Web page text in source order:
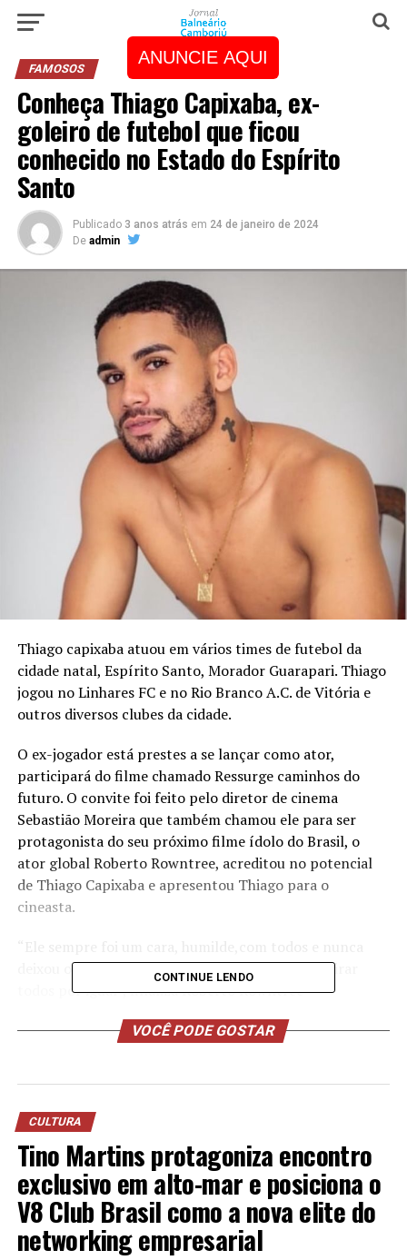
ANUNCIE AQUI
FAMOSOS
Conheça Thiago Capixaba, ex-
goleiro de futebol que ficou
conhecido no Estado do Espírito
Santo
Publicado 3 anos atrás em 24 de janeiro de 2024
De admin
Thiago capixaba atuou em vários times de futebol da
cidade natal, Espírito Santo, Morador Guarapari. Thiago
jogou no Linhares FC e no Rio Branco A.C. de Vitória e
outros diversos clubes da cidade.
O ex-jogador está prestes a se lançar como ator,
participará do filme chamado Ressurge caminhos do
futuro. O convite foi feito pelo diretor de cinema
Sebastião Moreira que também chamou ele para ser
protagonista do seu próximo filme ídolo do Brasil, o
ator global Roberto Rowntree, acreditou no potencial
de Thiago Capixaba e apresentou Thiago para o
cineasta.
deixou onde ele sempre esteve, deixando de admirar
todos por igual”, finaliza Roberto Rowntree
Thiago Capixaba tem 26 anos e será protagonista de um
@oficialthiagocapixaba.
TÓPICOS RELACIONADOS
A SEGUIR
Viking Negro: A História de Resiliência e Sucesso de
Malcon Ferreira
CONTINUE LENDO
VOCÊ PODE GOSTAR
CULTURA
Tino Martins protagoniza encontro
exclusivo em alto-mar e posiciona o
V8 Club Brasil como a nova elite do
networking empresarial